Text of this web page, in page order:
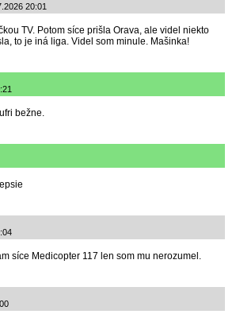
20:01
TV. Potom síce prišla Orava, ale videl niekto
to je iná liga. Videl som minule. Mašinka!
bežne.
síce Medicopter 117 len som mu nerozumel.